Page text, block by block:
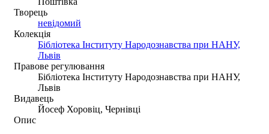
Творець
невідомий
Колекція
Бібліотека Інституту Народознавства при НАНУ,
Львів
Правове регулювання
Бібліотека Інституту Народознавства при НАНУ,
Львів
Видавець
Йосеф Хоровіц, Чернівці
Опис